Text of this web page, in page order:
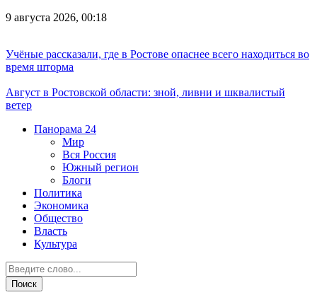
9 августа 2026, 00:18
Учёные рассказали, где в Ростове опаснее всего находиться во
время шторма
Август в Ростовской области: зной, ливни и шквалистый
ветер
Панорама 24
Мир
Вся Россия
Южный регион
Блоги
Политика
Экономика
Общество
Власть
Культура